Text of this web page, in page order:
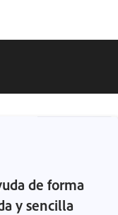
de forma
y sencilla